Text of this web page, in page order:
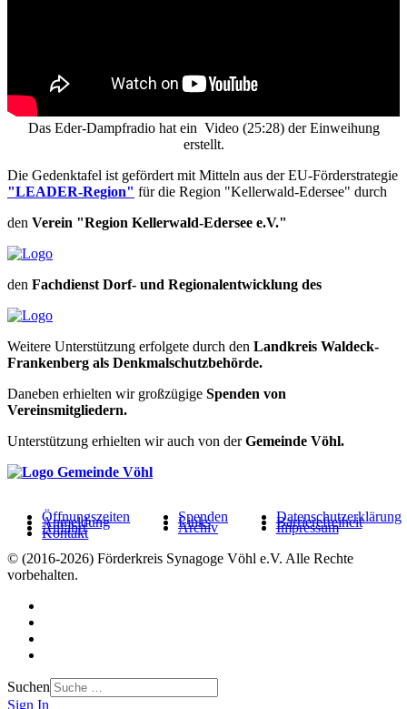
Das Eder-Dampfradio hat ein Video (25:28) der Einweihung
erstellt.
Die Gedenktafel ist gefördert mit Mitteln aus der EU-Förderstrategie
"LEADER-Region" für die Region "Kellerwald-Edersee" durch
den Verein "Region Kellerwald-Edersee e.V."
den Fachdienst Dorf- und Regionalentwicklung des
Weitere Unterstützung erfolgete durch den Landkreis Waldeck-
Frankenberg als Denkmalschutzbehörde.
Daneben erhielten wir großzügige Spenden von
Vereinsmitgliedern.
Unterstützung erhielten wir auch von derGemeinde Vöhl.
Öffnungszeiten
Anmeldung
Anfahrt
Kontakt
Spenden
Links
Archiv
Datenschutzerklärung
Barrierefreiheit
Impressum
© (2016-2026) Förderkreis Synagoge Vöhl e.V. Alle Rechte
vorbehalten.
Suchen
Sign In